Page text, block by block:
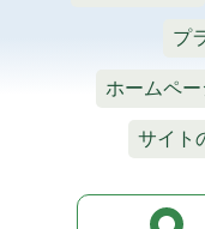
プ
ホームペ
サイト